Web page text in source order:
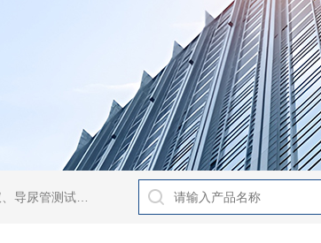
试仪、留置针测试仪